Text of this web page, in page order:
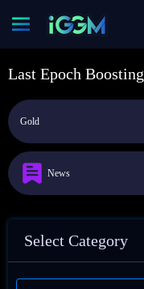
Last Epoch Boosting
Gold
News
Select Category